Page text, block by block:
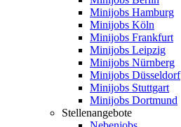
Minijobs Hamburg
Minijobs Köln
Minijobs Frankfurt
Minijobs Leipzig
Minijobs Nürnberg
Minijobs Düsseldorf
Minijobs Stuttgart
Minijobs Dortmund
Stellenangebote